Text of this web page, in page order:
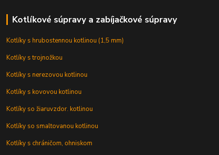
Kotlíkové súpravy a zabíjačkové súpravy
Kotlíky s hrubostennou kotlinou (1,5 mm)
Kotlíky s trojnožkou
Kotlíky s nerezovou kotlinou
Kotlíky s kovovou kotlinou
Kotlíky so žiaruvzdor. kotlinou
Kotlíky so smaltovanou kotlinou
Kotlíky s chráničom, ohniskom